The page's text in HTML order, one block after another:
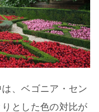
、ベゴニア・セン
とした色の対比が